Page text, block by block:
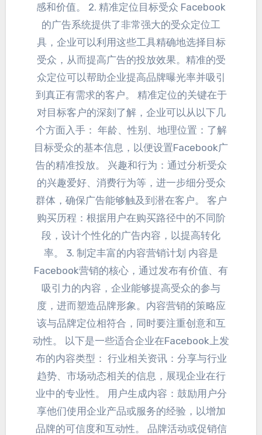
感和价值。 2. 精准定位目标受众 Facebook
的广告系统提供了非常强大的受众定位工
具， 企业可以利用这些工具精确地选择目标
受众 ， 从而提高广告的投放效果。 精准的受
众定位可以帮助企业提高品牌曝光率并吸引
到真正有需求的客户。 精准定位的关键在于
对目标客户的深刻了解， 企业可以从以下几
个方面入手： 年龄、性别、地理位置： 了解
目标受众的基本信息 ， 以便设置Facebook广
告的精准投放。 兴趣和行为 ： 通过分析受众
的兴趣爱好、 消费行为等， 进一步细分受众
群体 ， 确保广告能够触及到潜在客户。 客户
购买历程 ： 根据用户在购买路径中的不同阶
段 ， 设计个性化的广告内容 ， 以提高转化
率。 3. 制定丰富的内容营销计划 内容是
Facebook营销的核心 ， 通过发布有价值
有
吸引力的内容 ， 企业能够提高受众的参与
度 ， 进而塑造品牌形象 。 内容营销的策略应
该与品牌定位相符合 ， 同时要注重创意和互
动性。 以下是一些适合企业在Facebook上发
布的内容类型 ： 行业相关资讯： 分享与行业
趋势、 市场动态相关的信息 ， 展现企业在行
业中的专业性。 用户生成内容： 鼓励用户分
享他们使用企业产品或服务的经验 ， 以增加
品牌的可信度和互动性。 品牌活动或促销信